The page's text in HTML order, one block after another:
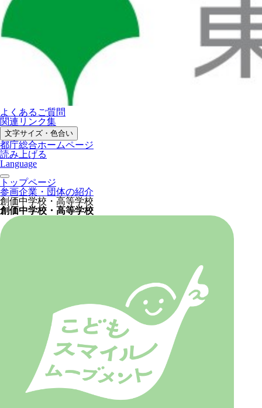
よくあるご質問
関連リンク集
文字サイズ・色合い
都庁総合ホームページ
読み上げる
Language
トップページ
参画企業・団体の紹介
創価中学校・高等学校
創価中学校・高等学校